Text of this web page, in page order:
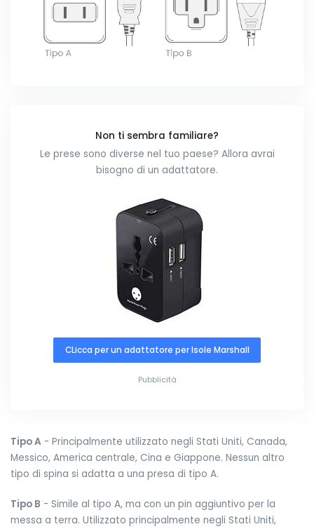
Non ti sembra familiare?
Le prese sono diverse nel tuo paese? Allora avrai
bisogno di un adattatore.
CLicca per un adattatore per Isole Marshall
Pubblicità
Tipo A - Principalmente utilizzato negli Stati Uniti, Canada,
Messico, America centrale, Cina e Giappone. Nessun altro
tipo di spina si adatta a una presa di tipo A.
Tipo B - Simile al tipo A, ma con un pin aggiuntivo per la
messa a terra. Utilizzato principalmente negli Stati Uniti,